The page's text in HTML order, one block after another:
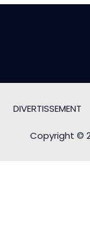
DIVERTISSEMENT
Copyright ©